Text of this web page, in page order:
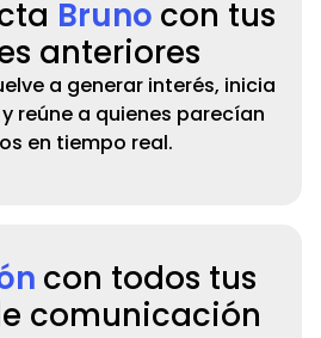
Bruno con tus
anteriores
a generar interés, inicia
reúne a quienes parecían
en tiempo real.
con todos tus
comunicación